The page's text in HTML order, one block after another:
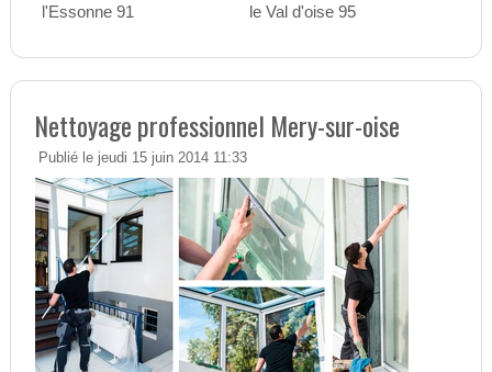
l'Essonne 91
le Val d'oise 95
Nettoyage professionnel Mery-sur-oise
Publié le jeudi 15 juin 2014 11:33